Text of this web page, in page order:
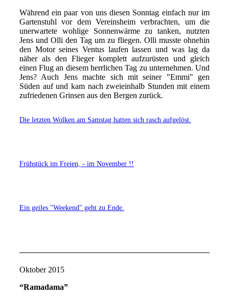
Während ein paar von uns diesen Sonntag einfach nur im
Gartenstuhl vor dem Vereinsheim verbrachten, um die
unerwartete wohlige Sonnenwärme zu tanken, nutzten
Jens und Olli den Tag um zu fliegen. Olli musste ohnehin
den Motor seines Ventus laufen lassen und was lag da
näher als den Flieger komplett aufzurüsten und gleich
einen Flug an diesem herrlichen Tag zu unternehmen. Und
Jens? Auch Jens machte sich mit seiner "Emmi" gen
Süden auf und kam nach zweieinhalb Stunden mit einem
zufriedenen Grinsen aus den Bergen zurück.
Die letzten Wolken am Samstag hatten sich rasch aufgelöst.
Frühstück im Freien, - im November !!
Ein geiles "Weekend" geht zu Ende.
Oktober 2015
“Ramadama”